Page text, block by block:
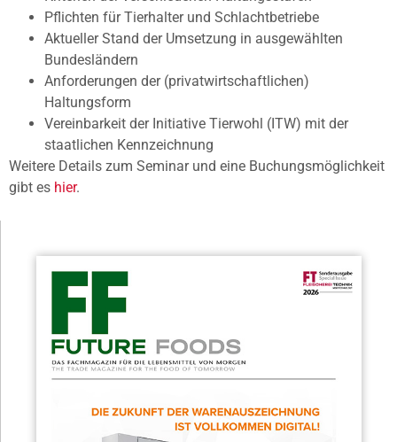
Pflichten für Tierhalter und Schlachtbetriebe
Aktueller Stand der Umsetzung in ausgewählten
Bundesländern
Anforderungen der (privatwirtschaftlichen)
Haltungsform
Vereinbarkeit der Initiative Tierwohl (ITW) mit der
staatlichen Kennzeichnung
Weitere Details zum Seminar und eine Buchungsmöglichkeit
gibt es hier.